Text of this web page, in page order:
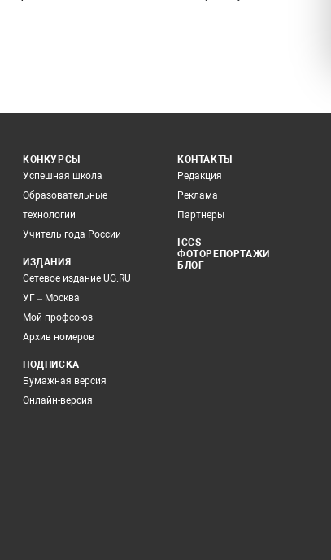
КОНКУРСЫ
Успешная школа
Образовательные
технологии
Учитель года России
ИЗДАНИЯ
Сетевое издание UG.RU
УГ – Москва
Мой профсоюз
Архив номеров
ПОДПИСКА
Бумажная версия
Онлайн-версия
КОНТАКТЫ
Редакция
Реклама
Партнеры
ICCS
ФОТОРЕПОРТАЖИ
БЛОГ